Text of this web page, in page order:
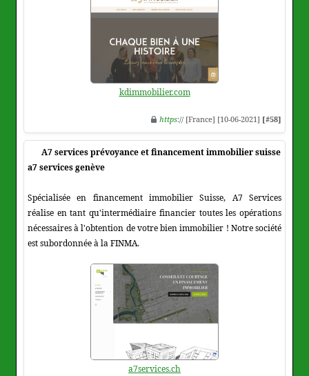
kdimmobilier.com
https:// [France] [10-06-2021] [#58]
A7 services prévoyance et financement immobilier suisse
a7 services genève
Spécialisée en financement immobilier Suisse, A7 Services
réalise en tant qu'intermédiaire financier toutes les opérations
nécessaires à l'obtention de votre bien immobilier ! Notre société
est subordonnée à la FINMA.
a7services.ch